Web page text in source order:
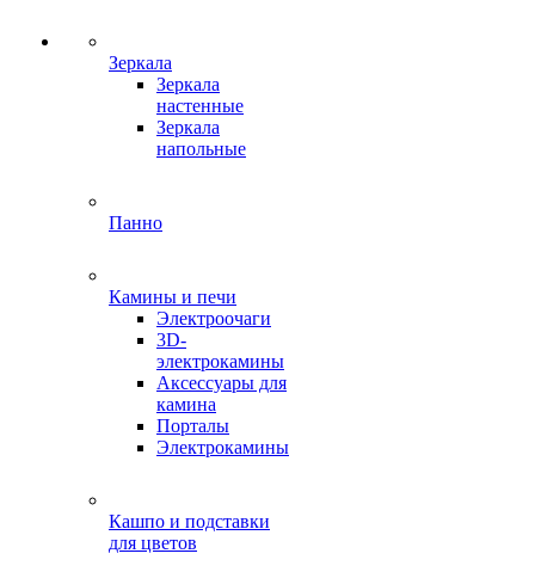
Зеркала
Зеркала
настенные
Зеркала
напольные
Панно
Камины и печи
Электроочаги
3D-
электрокамины
Аксессуары для
камина
Порталы
Электрокамины
Кашпо и подставки
для цветов